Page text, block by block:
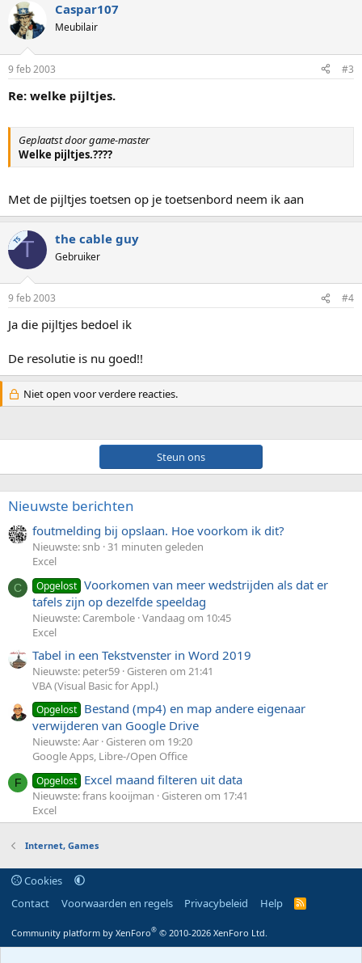
Caspar107
Meubilair
9 feb 2003 #3
Re: welke pijltjes.
Geplaatst door game-master
Welke pijltjes.????
Met de pijltjes toetsen op je toetsenbord neem ik aan
TST the cable guy
Gebruiker
9 feb 2003 #4
Ja die pijltjes bedoel ik
De resolutie is nu goed!!
Niet open voor verdere reacties.
Steun ons
Nieuwste berichten
foutmelding bij opslaan. Hoe voorkom ik dit?
Nieuwste: snb 31 minuten geleden
Excel
C Opgelost Voorkomen van meer wedstrijden als dat er
tafels zijn op dezelfde speeldag
Nieuwste: Carembole Vandaag om 10:45
Excel
Tabel in een Tekstvenster in Word 2019
Nieuwste: peter59 Gisteren om 21:41
VBA (Visual Basic for Appl.)
Opgelost Bestand (mp4) en map andere eigenaar
verwijderen van Google Drive
Nieuwste: Aar Gisteren om 19:20
Google Apps, Libre-/Open Office
F Opgelost Excel maand filteren uit data
Nieuwste: frans kooijman
Gisteren om 17:41
Excel
Internet, Games
Cookies
Contact
Voorwaarden en regels Privacybeleid Help
R
S
Community platform by XenForo® © 2010-2026 XenForo Ltd.